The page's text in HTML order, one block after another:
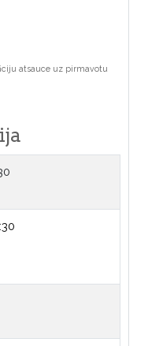
atsauce uz pirmavotu